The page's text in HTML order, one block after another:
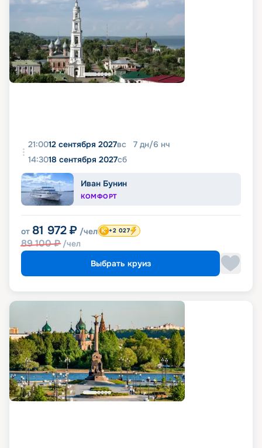
21:0012 сентября 2027вс 7 дн/6 нч
14:3018 сентября 2027сб
Иван Бунин
КОМФОРТ
от 81 972 ₽ /чел
89 100₽ /чел
+2 027
Выбрать круиз